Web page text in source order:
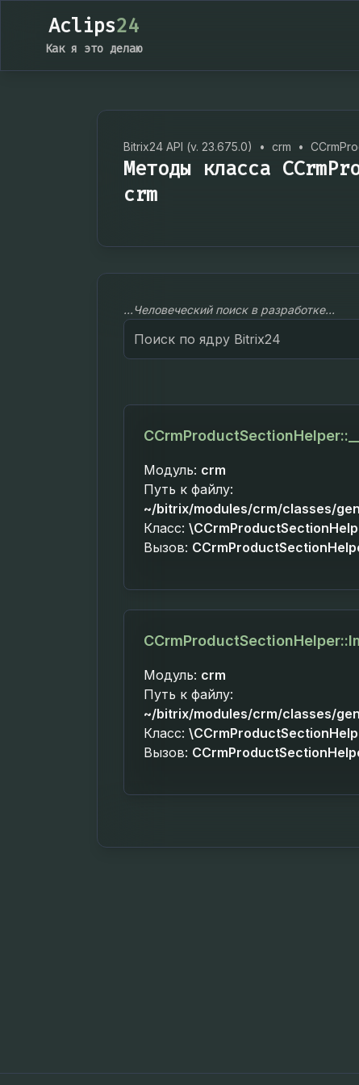
Aclips24
Как я это делаю
Bitrix24 API (v. 23.675.0) • crm •
Методы класса
crm
...Человеческий поиск в разработке...
Search
for:
Модуль: crm
Путь к файлу:
~/bitrix/modules/crm/classes/
Класс:
Вызов:
Модуль: crm
Путь к файлу:
~/bitrix/modules/crm/classes/
Класс:
Вызов: